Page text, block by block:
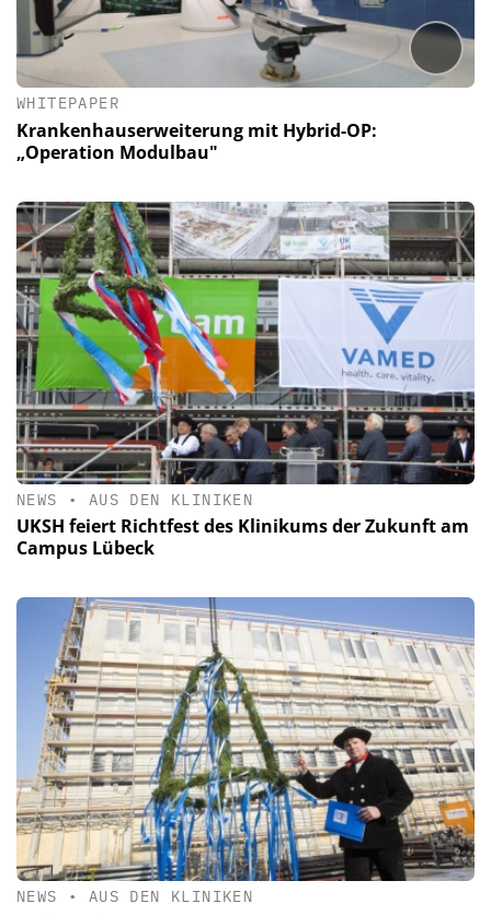
WHITEPAPER
Krankenhauserweiterung mit Hybrid-OP:
„Operation Modulbau"
NEWS • AUS DEN KLINIKEN
UKSH feiert Richtfest des Klinikums der Zukunft am
Campus Lübeck
NEWS • AUS DEN KLINIKEN